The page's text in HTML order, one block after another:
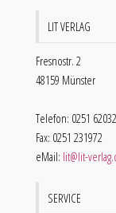
LIT VERLAG
Fresnostr. 2
48159 Münster
Telefon: 0251
Fax: 0251 231972
eMail: lit@lit-
SERVICE